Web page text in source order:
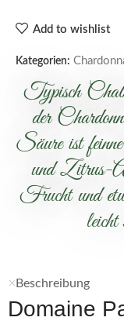
Add to wishlist
Kategorien:
Typisch
der
Säure ist
und Zitrus-
Frucht und
Beschreibung
Domaine